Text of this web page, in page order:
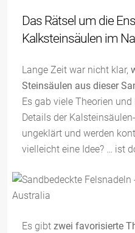
Das Rätsel um die
Kalksteinsäulen im
Lange Zeit war nicht klar,
Steinsäulen aus dieser
Es gab viele Theorien
Details der
ungeklärt und werden
vielleicht eine Idee? … ist
Es gibt zwei favorisierte